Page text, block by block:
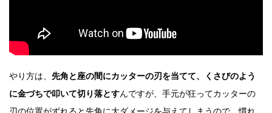
やり方は、 先角と座の間にカッターの刃を当てて、くさびのよう
に金づちで叩いて切り落とすんですが、 手元が狂ってカッターの